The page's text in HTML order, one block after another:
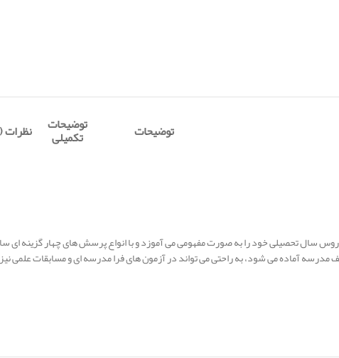
توضیحات توضیحات
تکمیلی نظرات (۰)
سال تحصیلی خود را به صورت مفهومی می آموزد و با انواع پرسش های چهار
مدرسه آماده می شود، به راحتی می تواند در آزمون های فرا مدرسه ای و مسابقات علمی